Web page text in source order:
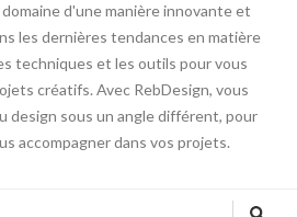
d'une manière innovante et
les dernières tendances en matière
techniques et les outils pour vous
créatifs. Avec RebDesign, vous
design sous un angle différent, pour
accompagner dans vos projets.